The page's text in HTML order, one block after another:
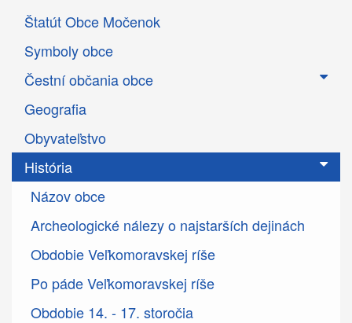
Štatút Obce Močenok
Symboly obce
Čestní občania obce
Geografia
Obyvateľstvo
História
Názov obce
Archeologické nálezy o najstarších dejinách
Obdobie Veľkomoravskej ríše
Po páde Veľkomoravskej ríše
Obdobie 14. - 17. storočia